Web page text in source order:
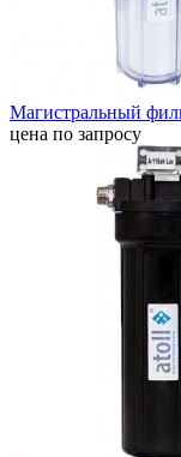
Магистральный
цена по запросу